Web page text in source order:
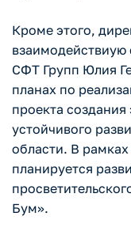
Кроме этого,
взаимодействиую
СФТ Групп Юлия
планах по
проекта
устойчивого
области. В рамках
планируется
Бум».